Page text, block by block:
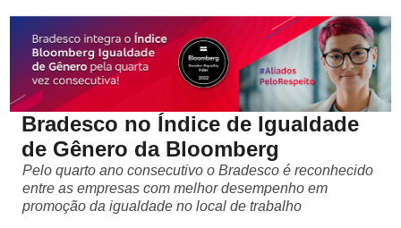
Antecipação
Imposto de
renda
Bradesco
de
Dívidas
Bradesco no Índice de Igualdade
de Gênero da Bloomberg
Pelo quarto ano consecutivo o Bradesco é reconhecido
entre as empresas com melhor desempenho em
promoção da igualdade no local de trabalho